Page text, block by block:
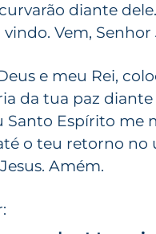
diante
Vem, Senhor
e meu Rei,
da tua paz
Santo Espírito me
o teu retorno no
Amém.